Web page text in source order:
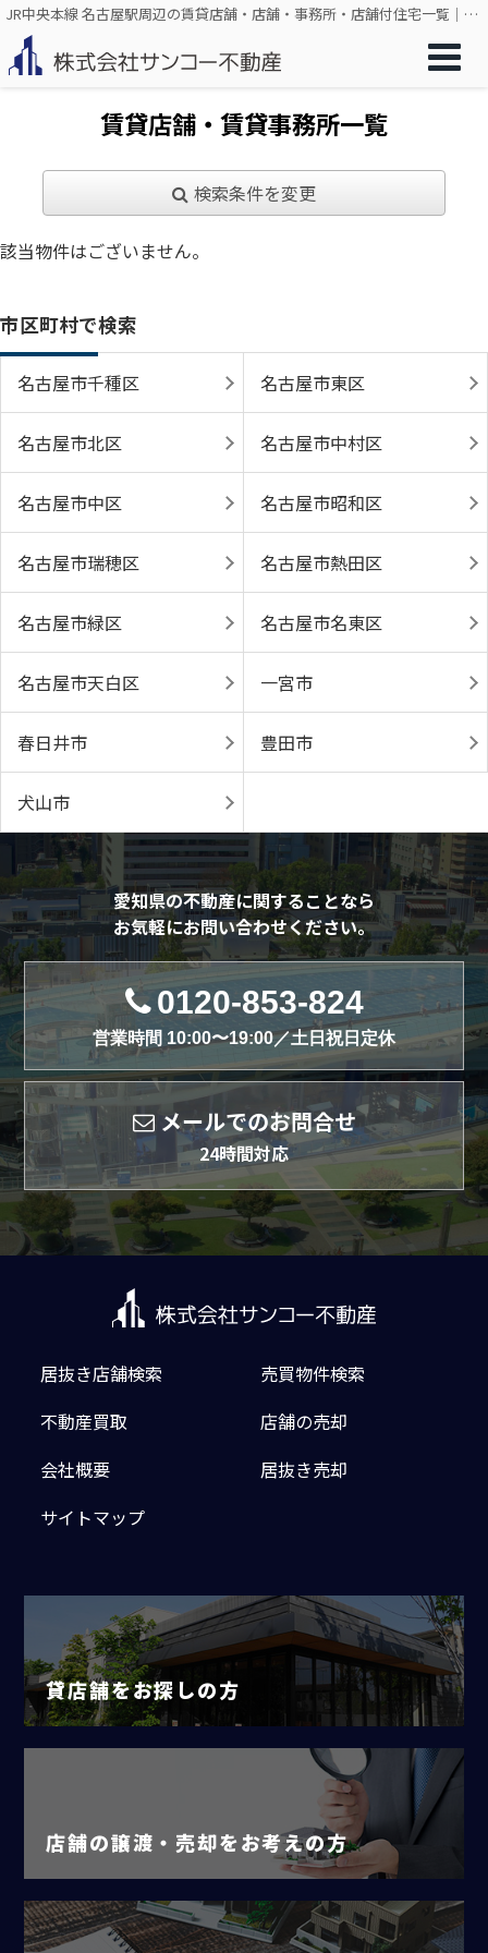
JR中央本線 名古屋駅周辺の賃貸店舗・店舗・事務所・店舗付住宅一覧｜サンコー不動産
賃貸店舗・賃貸事務所一覧
検索条件を変更
該当物件はございません。
市区町村で検索
名古屋市千種区 名古屋市東区
名古屋市北区 名古屋市中村区
名古屋市中区 名古屋市昭和区
名古屋市瑞穂区 名古屋市熱田区
名古屋市緑区 名古屋市名東区
名古屋市天白区 一宮市
春日井市 豊田市
犬山市
愛知県の不動産に関することなら
お気軽にお問い合わせください。
0120-853-824
営業時間 10:00〜19:00／土日祝日定休
メールでのお問合せ
24時間対応
居抜き店舗検索
売買物件検索
不動産買取
店舗の売却
会社概要
居抜き売却
サイトマップ
貸店舗をお探しの方
店舗の譲渡・売却をお考えの方